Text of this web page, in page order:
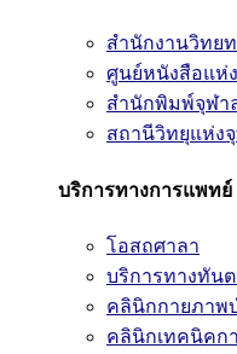
สำนักงานวิทย
ศูนย์หนังสือแห่
สำนักพิมพ์จุฬา
สถานีวิทยุแห่ง
บริการทางการแพทย์
โอสถศาลา
บริการทางทัน
คลินิกกายภาพ
คลินิกเทคนิคก